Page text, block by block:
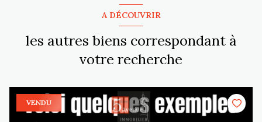
A DÉCOUVRIR
les autres biens correspondant à
votre recherche
VENDU